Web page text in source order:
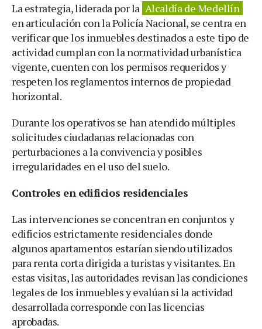
La estrategia, liderada por la Alcaldía de Medellín
en articulación con la Policía Nacional, se centra en
verificar que los inmuebles destinados a este tipo de
actividad cumplan con la normatividad urbanística
vigente, cuenten con los permisos requeridos y
respeten los reglamentos internos de propiedad
horizontal.
Durante los operativos se han atendido múltiples
solicitudes ciudadanas relacionadas con
perturbaciones a la convivencia y posibles
irregularidades en el uso del suelo.
Controles en edificios residenciales
Las intervenciones se concentran en conjuntos y
edificios estrictamente residenciales donde
algunos apartamentos estarían siendo utilizados
para renta corta dirigida a turistas y visitantes. En
estas visitas, las autoridades revisan las condiciones
legales de los inmuebles y evalúan si la actividad
desarrollada corresponde con las licencias
aprobadas.